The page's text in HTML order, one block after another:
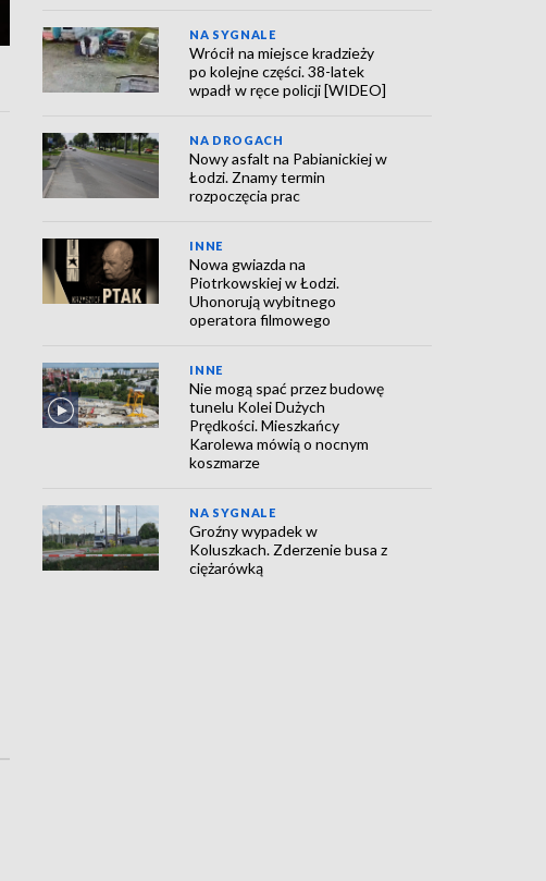
NA SYGNALE
Wrócił na miejsce kradzieży
po kolejne części. 38-latek
wpadł w ręce policji [WIDEO]
NA DROGACH
Nowy asfalt na Pabianickiej w
Łodzi. Znamy termin
rozpoczęcia prac
INNE
Nowa gwiazda na
Piotrkowskiej w Łodzi.
Uhonorują wybitnego
operatora filmowego
INNE
Nie mogą spać przez budowę
tunelu Kolei Dużych
Prędkości. Mieszkańcy
Karolewa mówią o nocnym
koszmarze
NA SYGNALE
Groźny wypadek w
Koluszkach. Zderzenie busa z
ciężarówką